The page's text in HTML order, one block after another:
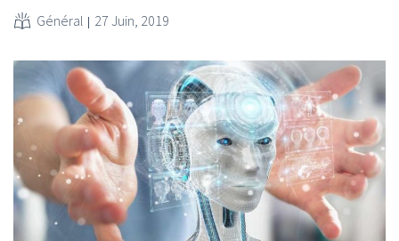
Général 27 Juin, 2019